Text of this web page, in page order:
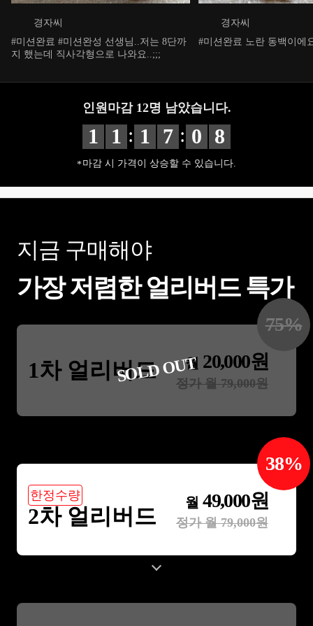
경자씨
#미션완료 #미션완성 선생님..저는 8단까
지 했는데 직사각형으로 나와요..;;;
경자씨
#미션완료 노란 동백이에
인원마감 12명 남았습니다.
1 1 : 1 7 : 0 7
마감 시 가격이 상승할 수 있습니다.
지금 구매해야
가장 저렴한 얼리버드 특가
1차 얼리버드 월 20,000원
정가 월79,000원
75%
SOLD OUT
한정수량
2차 얼리버드
월49,000원
정가 월79,000원
38%